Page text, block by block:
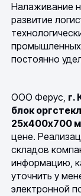
Налаживание
развитие
промышленных
постоянно
ООО Ферус, г.
блок
25х400х700
цене.
складов
информацию,
уточнить у
электронной